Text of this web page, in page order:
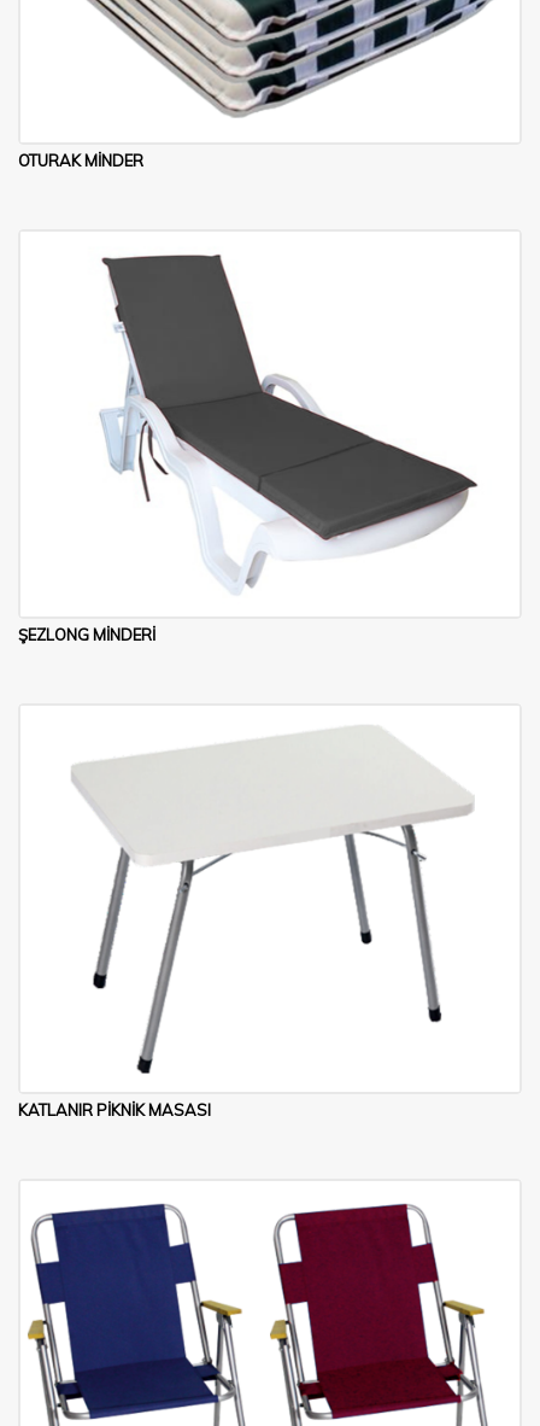
OTURAK MİNDER
ŞEZLONG MİNDERİ
KATLANIR PİKNİK MASASI